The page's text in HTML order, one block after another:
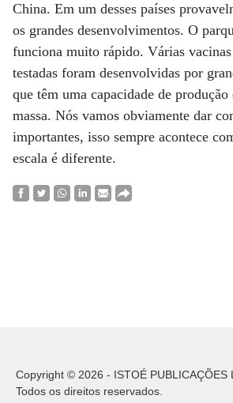
China. Em um desses países
os grandes desenvolvimentos. O
funciona muito rápido. Várias vacinas
testadas foram desenvolvidas por
que têm uma capacidade de
massa. Nós vamos obviamente dar
importantes, isso sempre acontece
escala é diferente.
Copyright © 2026 - ISTOÉ PUBLICAÇÕES
Todos os direitos reservados.